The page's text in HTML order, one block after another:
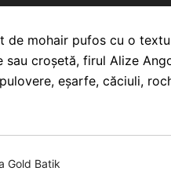
de mohair pufos cu o
sau croșetă, firul Alize
eșarfe, căciuli,
Gold Batik